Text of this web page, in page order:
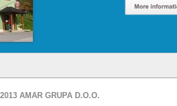
AMAR GRUPA D.O.O.